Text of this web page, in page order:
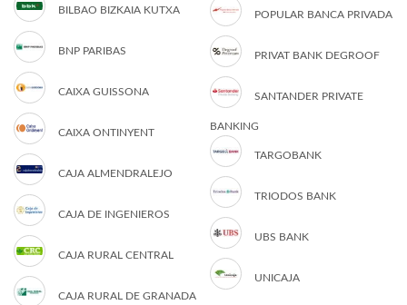
BILBAO BIZKAIA KUTXA
BNP PARIBAS
CAIXA GUISSONA
CAIXA ONTINYENT
CAJA ALMENDRALEJO
CAJA DE INGENIEROS
CAJA RURAL CENTRAL
CAJA RURAL DE GRANADA
POPULAR BANCA PRIVADA
PRIVAT BANK DEGROOF
SANTANDER PRIVATE
BANKING
TARGOBANK
TRIODOS BANK
UBS BANK
UNICAJA